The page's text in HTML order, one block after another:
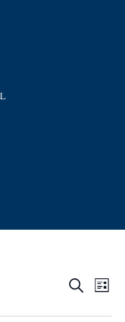
Buscar
Lista